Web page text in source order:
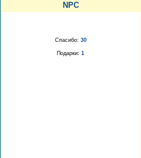
NPC
Спасибо: 30
Подарки: 1